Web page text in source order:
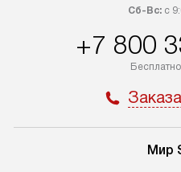
Сб-Вс:с
+7 800
Мир